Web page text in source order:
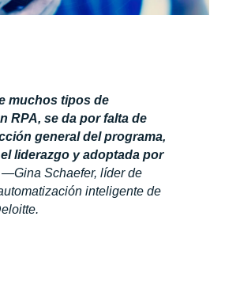
muchos tipos de
RPA, se da por falta de
general del programa,
liderazgo y adoptada por
—Gina Schaefer, líder de
inteligente de